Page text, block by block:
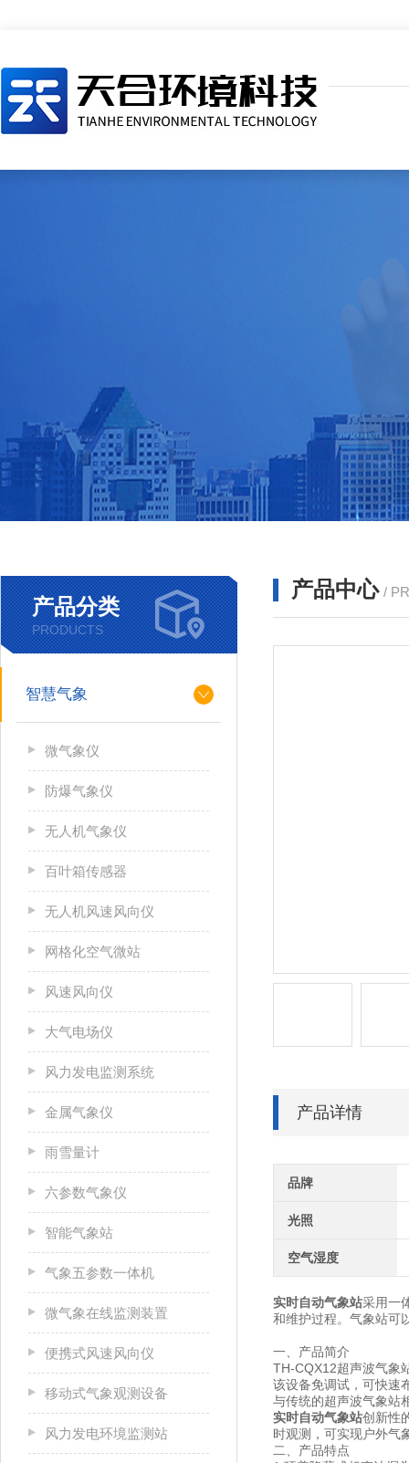
产品分类
PRODUCTS
智慧气象
微气象仪
防爆气象仪
无人机气象仪
百叶箱传感器
无人机风速风向仪
网格化空气微站
风速风向仪
大气电场仪
风力发电监测系统
金属气象仪
雨雪量计
六参数气象仪
智能气象站
气象五参数一体机
微气象在线监测装置
便携式风速风向仪
移动式气象观测设备
风力发电环境监测站
产品中心 /
产品详情
品牌
光照
空气湿度
实时自动气象站采用一
和维护过程。气象站可
一、产品简介
TH-CQX12超声波气象
该设备免调试，可快速
与传统的超声波气象站
实时自动气象站创新性
时观测，可实现户外气
二、产品特点